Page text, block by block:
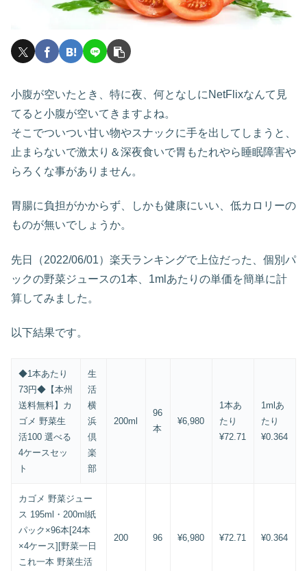
小腹が空いたとき、特に夜、何となしにNetFlixなんて見
てると小腹が空いてきますよね。
そこでついつい甘い物やスナックに手を出してしまうと、
止まらないで激太り＆深夜食いで胃もたれやら睡眠障害や
らろくな事がありません。
胃腸に負担がかからず、しかも健康にいい、低カロリーの
ものが無いでしょうか。
先日（2022/06/01）楽天ランキングで上位だった、個別パ
ックの野菜ジュースの1本、1mlあたりの単価を簡単に計
算してみました。
以下結果です。
◆1本あたり
73円◆【本州
送料無料】カ
ゴメ 野菜生
活100 選べる
4ケースセッ
ト
生
活
横
浜
倶
楽
部
200ml
96
本
¥6,980
1本あ
たり
¥72.71
1mlあ
たり
¥0.364
カゴメ 野菜ジュー
ス 195ml・200ml紙
パック×96本[24本
×4ケース][野菜一日
これ一本 野菜生活
200 96 ¥6,980 ¥72.71 ¥0.364